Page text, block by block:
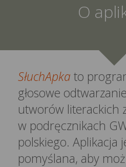
O
SłuchApka to
głosowe
utworów literackich
w podręcznikach
polskiego. Aplikacja
pomyślana, aby